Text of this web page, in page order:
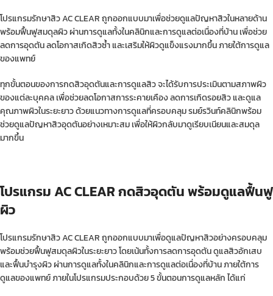
โปรแกรมรักษาสิว AC CLEAR ถูกออกแบบมาเพื่อช่วยดูแลปัญหาสิวในหลายด้าน
พร้อมฟื้นฟูสมดุลผิว ผ่านการดูแลทั้งในคลินิกและการดูแลต่อเนื่องที่บ้าน เพื่อช่วย
ลดการอุดตัน ลดโอกาสเกิดสิวซ้ำ และเสริมให้ผิวดูแข็งแรงมากขึ้น ภายใต้การดูแล
ของแพทย์
ทุกขั้นตอนของการกดสิวอุดตันและการดูแลสิว จะได้รับการประเมินตามสภาพผิว
ของแต่ละบุคคล เพื่อช่วยลดโอกาสการระคายเคือง ลดการเกิดรอยสิว และดูแล
คุณภาพผิวในระยะยาว ด้วยแนวทางการดูแลที่ครอบคลุม รมย์รวินท์คลินิกพร้อม
ช่วยดูแลปัญหาสิวอุดตันอย่างเหมาะสม เพื่อให้ผิวกลับมาดูเรียบเนียนและสมดุล
มากขึ้น
โปรแกรม AC CLEAR กดสิวอุดตัน พร้อมดูแลฟื้นฟู
ผิว
โปรแกรมรักษาสิว AC CLEAR ถูกออกแบบมาเพื่อดูแลปัญหาสิวอย่างครอบคลุม
พร้อมช่วยฟื้นฟูสมดุลผิวในระยะยาว โดยเน้นทั้งการลดการอุดตัน ดูแลสิวอักเสบ
และฟื้นบำรุงผิว ผ่านการดูแลทั้งในคลินิกและการดูแลต่อเนื่องที่บ้าน ภายใต้การ
ดูแลของแพทย์ ภายในโปรแกรมประกอบด้วย 5 ขั้นตอนการดูแลหลัก ได้แก่